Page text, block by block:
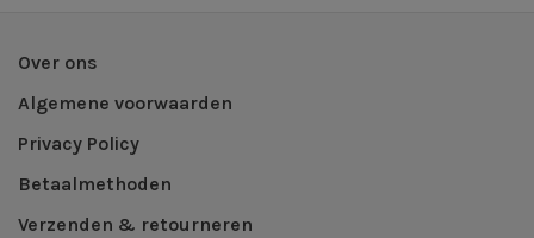
Over ons
Algemene voorwaarden
Privacy Policy
Betaalmethoden
Verzenden & retourneren